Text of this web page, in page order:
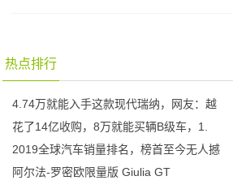
热点排行
4.74万就能入手这款现代瑞纳，网友：越
花了14亿收购，8万就能买辆B级车，1.
2019全球汽车销量排名，榜首至今无人撼
阿尔法-罗密欧限量版 Giulia GT